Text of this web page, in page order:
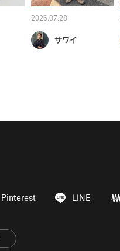
2026.07.28
サワイ
Pinterest LINE